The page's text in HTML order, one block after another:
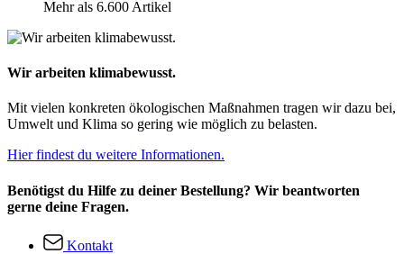
Mehr als 6.600 Artikel
Wir arbeiten klimabewusst.
Mit vielen konkreten ökologischen Maßnahmen tragen wir dazu bei,
Umwelt und Klima so gering wie möglich zu belasten.
Hier findest du weitere Informationen.
Benötigst du Hilfe zu deiner Bestellung? Wir beantworten
gerne deine Fragen.
Kontakt